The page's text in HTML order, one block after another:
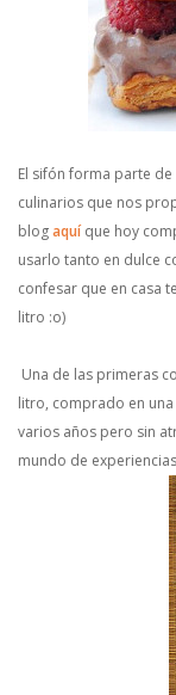
El sifón forma parte
culinarios que nos
blogaquíque hoy
usarlo tanto en dulce
confesar que en casa
litro :o)
Una de las primeras
litro, comprado en
varios años pero sin
mundo de